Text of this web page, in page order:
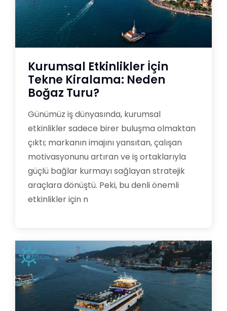
Kurumsal Etkinlikler İçin
Tekne Kiralama: Neden
Boğaz Turu?
Günümüz iş dünyasında, kurumsal
etkinlikler sadece birer buluşma olmaktan
çıktı; markanın imajını yansıtan, çalışan
motivasyonunu artıran ve iş ortaklarıyla
güçlü bağlar kurmayı sağlayan stratejik
araçlara dönüştü. Peki, bu denli önemli
etkinlikler için n